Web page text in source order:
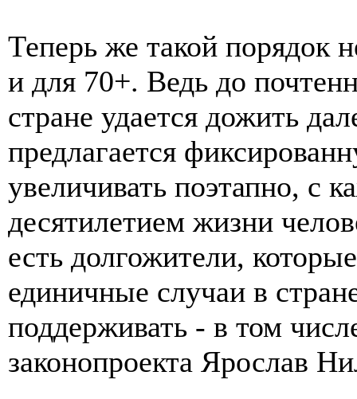
Теперь же такой порядок
и для 70+. Ведь до
стране удается дожить
предлагается
увеличивать поэтапно, с
десятилетием жизни
есть долгожители,
единичные случаи в
поддерживать - в том
законопроекта Ярослав